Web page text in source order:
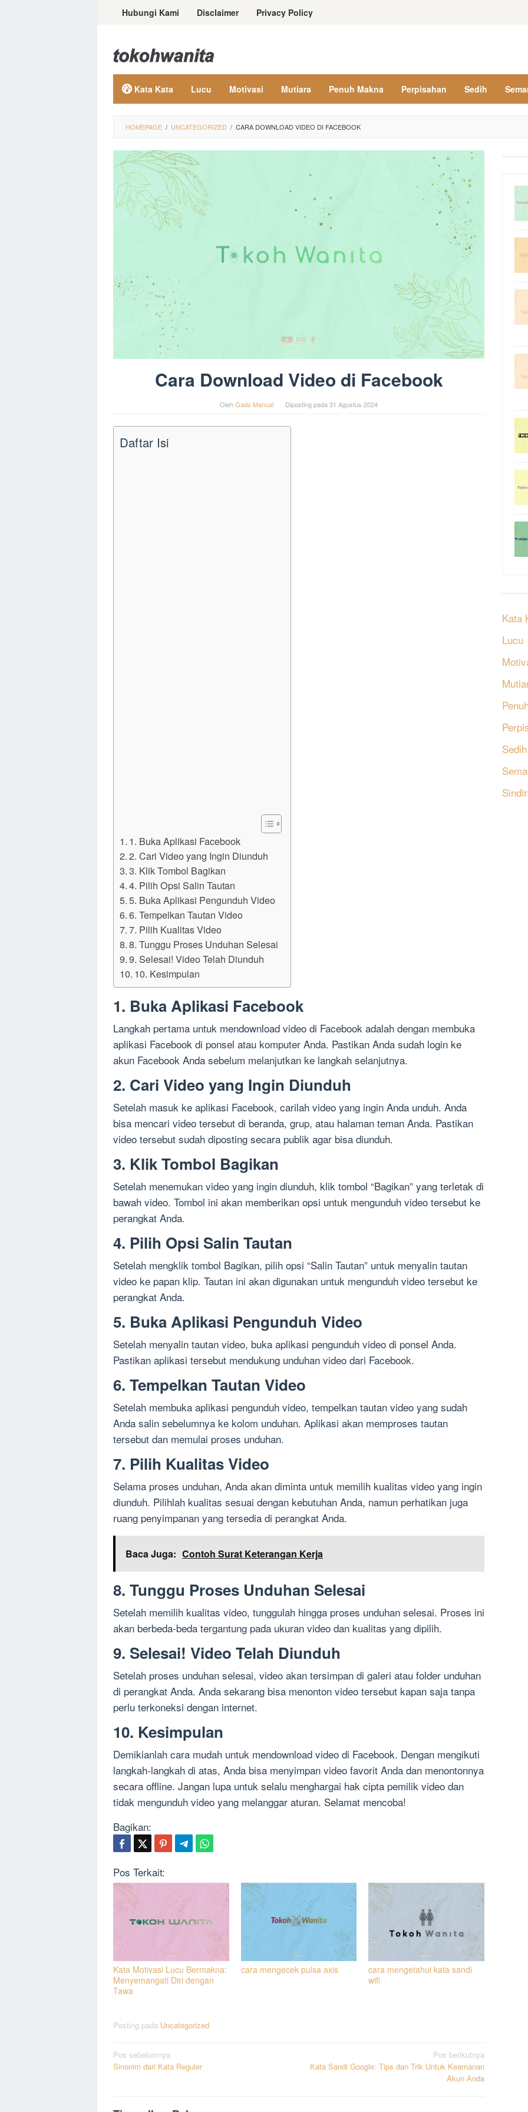
LoncatHubungi Kami Disclaimer Privacy Policy
Kata Kata Lucu Motivasi Mutiara Penuh Makna Perpisahan Sedih
HOMEPAGE / UNCATEGORIZED / CARA DOWNLOAD VIDEO DI FACEBOOK
Cara Download Video di Facebook
OlehGads Manual Diposting pada 31 Agustus 2024
Daftar Isi
1. Buka Aplikasi Facebook
2. Cari Video yang Ingin Diunduh
3. Klik Tombol Bagikan
4. Pilih Opsi Salin Tautan
5. Buka Aplikasi Pengunduh Video
6. Tempelkan Tautan Video
7. Pilih Kualitas Video
8. Tunggu Proses Unduhan Selesai
9. Selesai! Video Telah Diunduh
10. Kesimpulan
1. Buka Aplikasi Facebook
Langkah pertama untuk mendownload video di Facebook adalah dengan membuka
aplikasi Facebook di ponsel atau komputer Anda. Pastikan Anda sudah login ke
akun Facebook Anda sebelum melanjutkan ke langkah selanjutnya.
2. Cari Video yang Ingin Diunduh
Setelah masuk ke aplikasi Facebook, carilah video yang ingin Anda unduh. Anda
bisa mencari video tersebut di beranda, grup, atau halaman teman Anda. Pastikan
video tersebut sudah diposting secara publik agar bisa diunduh.
3. Klik Tombol Bagikan
Setelah menemukan video yang ingin diunduh, klik tombol “Bagikan” yang terletak di
bawah video. Tombol ini akan memberikan opsi untuk mengunduh video tersebut ke
perangkat Anda.
4. Pilih Opsi Salin Tautan
Setelah mengklik tombol Bagikan, pilih opsi “Salin Tautan” untuk menyalin tautan
video ke papan klip. Tautan ini akan digunakan untuk mengunduh video tersebut ke
perangkat Anda.
5. Buka Aplikasi Pengunduh Video
Setelah menyalin tautan video, buka aplikasi pengunduh video di ponsel Anda.
Pastikan aplikasi tersebut mendukung unduhan video dari Facebook.
6. Tempelkan Tautan Video
Setelah membuka aplikasi pengunduh video, tempelkan tautan video yang sudah
Anda salin sebelumnya ke kolom unduhan. Aplikasi akan memproses tautan
tersebut dan memulai proses unduhan.
7. Pilih Kualitas Video
Selama proses unduhan, Anda akan diminta untuk memilih kualitas video yang ingin
diunduh. Pilihlah kualitas sesuai dengan kebutuhan Anda, namun perhatikan juga
ruang penyimpanan yang tersedia di perangkat Anda.
Baca Juga: Contoh Surat Keterangan Kerja
8. Tunggu Proses Unduhan Selesai
Setelah memilih kualitas video, tunggulah hingga proses unduhan selesai. Proses ini
akan berbeda-beda tergantung pada ukuran video dan kualitas yang dipilih.
9. Selesai! Video Telah Diunduh
Setelah proses unduhan selesai, video akan tersimpan di galeri atau folder unduhan
di perangkat Anda. Anda sekarang bisa menonton video tersebut kapan saja tanpa
perlu terkoneksi dengan internet.
10. Kesimpulan
Demikianlah cara mudah untuk mendownload video di Facebook. Dengan mengikuti
langkah-langkah di atas, Anda bisa menyimpan video favorit Anda dan menontonnya
secara offline. Jangan lupa untuk selalu menghargai hak cipta pemilik video dan
tidak mengunduh video yang melanggar aturan. Selamat mencoba!
Bagikan:
Pos Terkait:
Kata Motivasi Lucu Bermakna:
Menyemangati Diri dengan
Tawa
cara mengecek pulsa axis
cara mengetahui kata sandi
wifi
Posting pada Uncategorized
Navigasi
pos
Pos sebelumnya
Sinonim dari Kata Reguler
Pos berikutnya
Kata Sandi Google: Tips dan Trik Untuk Keamanan
Akun Anda
Kata
Lucu
Sedih